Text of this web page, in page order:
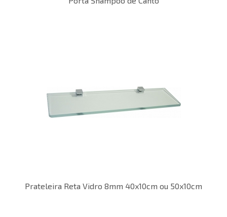
Prateleira Reta Vidro 8mm 40x10cm ou 50x10cm